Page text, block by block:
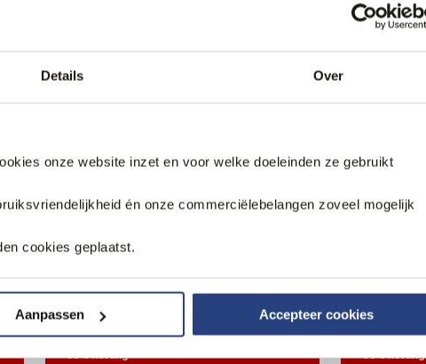
Details Over
onze website inzet en voor welke doeleinden ze gebruikt
én onze commerciëlebelangen zoveel mogelijk
cookies geplaatst.
Aanpassen Accepteer cookies
50% korting 30% korting